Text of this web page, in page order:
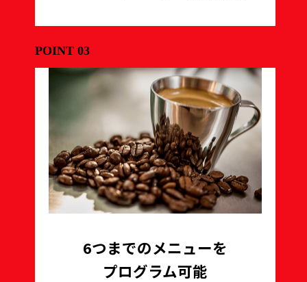
POINT 03
6つまでのメニューを
プログラム可能